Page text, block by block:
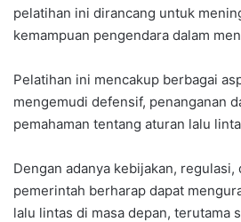
pelatihan ini dirancang untuk
kemampuan pengendara dalam
Pelatihan ini mencakup berbagai
mengemudi defensif, penanganan
pemahaman tentang aturan lalu
Dengan adanya kebijakan, regulasi,
pemerintah berharap dapat
lalu lintas di masa depan, terutama